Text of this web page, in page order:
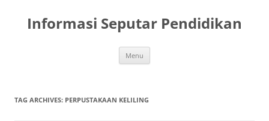
content
Informasi Seputar Pendidikan
Menu
TAG ARCHIVES: PERPUSTAKAAN KELILING